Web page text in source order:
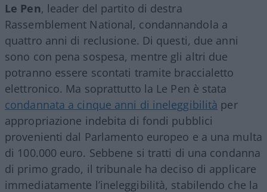
Le Pen, leader del partito di destra
Rassemblement National, condannandola a
quattro anni di reclusione. Di questi, due anni
sono con pena sospesa, mentre gli altri due
potranno essere scontati tramite braccialetto
elettronico. Ma soprattutto la Le Pen è stata
condannata a cinque anni di ineleggibilità per
appropriazione indebita di fondi pubblici
provenienti dal Parlamento europeo e a una multa
di 100.000 euro. Sebbene si tratti di una condanna
di primo grado, il tribunale ha deciso di applicare
immediatamente l’ineleggibilità, stabilendo che la